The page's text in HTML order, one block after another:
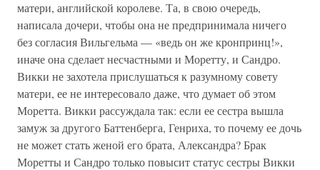
матери, английской королеве. Та, в свою очередь,
написала дочери, чтобы она не предпринимала ничего
без согласия Вильгельма — «ведь он же кронпринц!»,
иначе она сделает несчастными и Моретту, и Сандро.
Викки не захотела прислушаться к разумному совету
матери, ее не интересовало даже, что думает об этом
Моретта. Викки рассуждала так: если ее сестра вышла
замуж за другого Баттенберга, Генриха, то почему ее дочь
не может стать женой его брата, Александра? Брак
Моретты и Сандро только повысит статус сестры Викки